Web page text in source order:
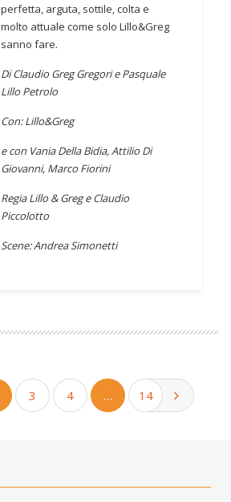
perfetta, arguta, sottile, colta e
molto attuale come solo Lillo&Greg
sanno fare.
Di Claudio Greg Gregori e Pasquale
Lillo Petrolo
Con: Lillo&Greg
e con Vania Della Bidia, Attilio Di
Giovanni, Marco Fiorini
Regia Lillo & Greg e Claudio
Piccolotto
Scene: Andrea Simonetti
3 4 … 14